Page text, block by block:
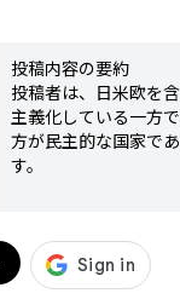
投稿内容の要約
投稿者は、日米欧を
主義化している一方
方が民主的な国家で
す。
主張
- ロシアや中国が民
陰謀度